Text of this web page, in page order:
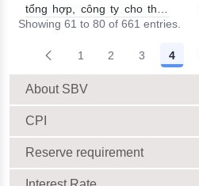
nhánh ngân hàng nước
ngoài 27/01/2026 | 05:07:00
tổng hợp, công ty cho thuê
tài chính
13/01/2026 |
Showing 61 to 80 of 661 entries.
1 2 3 4
About SBV
CPI
Reserve requirement